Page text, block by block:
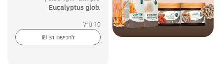
.Eucalyptus glob
10 מ"ל
לרכישה ₪ 31